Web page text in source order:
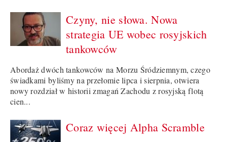
Czyny, nie słowa. Nowa
strategia UE wobec rosyjskich
tankowców
Abordaż dwóch tankowców na Morzu Śródziemnym, czego
świadkami byliśmy na przełomie lipca i sierpnia, otwiera
nowy rozdział w historii zmagań Zachodu z rosyjską flotą
cien...
Coraz więcej Alpha Scramble